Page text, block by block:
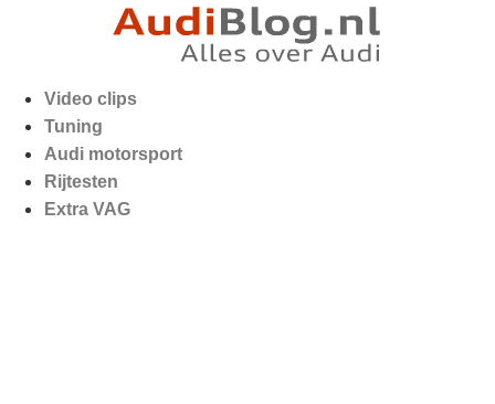
Video clips
Tuning
Audi motorsport
Rijtesten
Extra VAG